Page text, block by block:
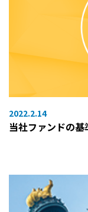
2022.2.14
当社ファンドの